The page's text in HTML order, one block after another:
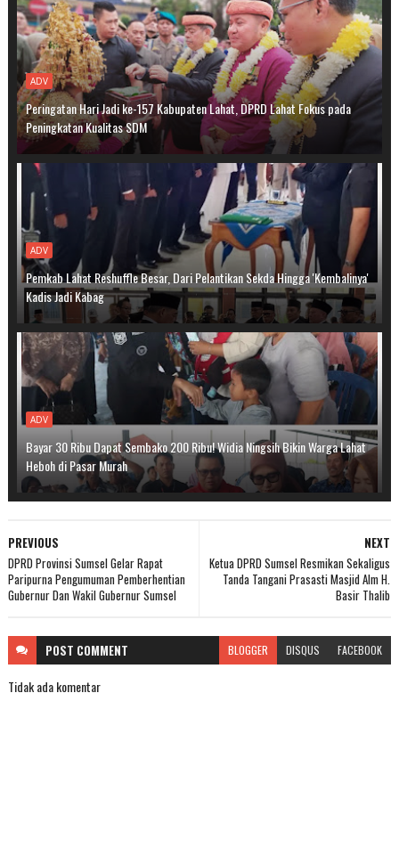
ADV
Peringatan Hari Jadi ke-157 Kabupaten Lahat, DPRD Lahat Fokus pada
Peningkatan Kualitas SDM
ADV
Pemkab Lahat Reshuffle Besar, Dari Pelantikan Sekda Hingga 'Kembalinya'
Kadis Jadi Kabag
ADV
Bayar 30 Ribu Dapat Sembako 200 Ribu! Widia Ningsih Bikin Warga Lahat
Heboh di Pasar Murah
NEXT
Ketua DPRD Sumsel Resmikan Sekaligus
Tanda Tangani Prasasti Masjid Alm H.
Basir Thalib
PREVIOUS
DPRD Provinsi Sumsel Gelar Rapat
Paripurna Pengumuman Pemberhentian
Gubernur Dan Wakil Gubernur Sumsel
POST COMMENT BLOGGER DISQUS FACEBOOK
Tidak ada komentar